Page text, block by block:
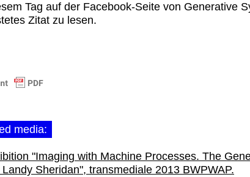
Tag auf der Facebook-Seite von Generative
Zitat zu lesen.
media: